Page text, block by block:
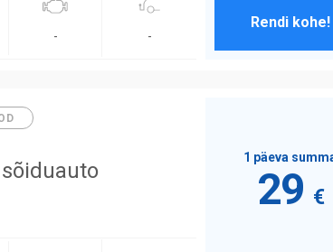
- -
Rendi kohe!
1 päeva
29 €